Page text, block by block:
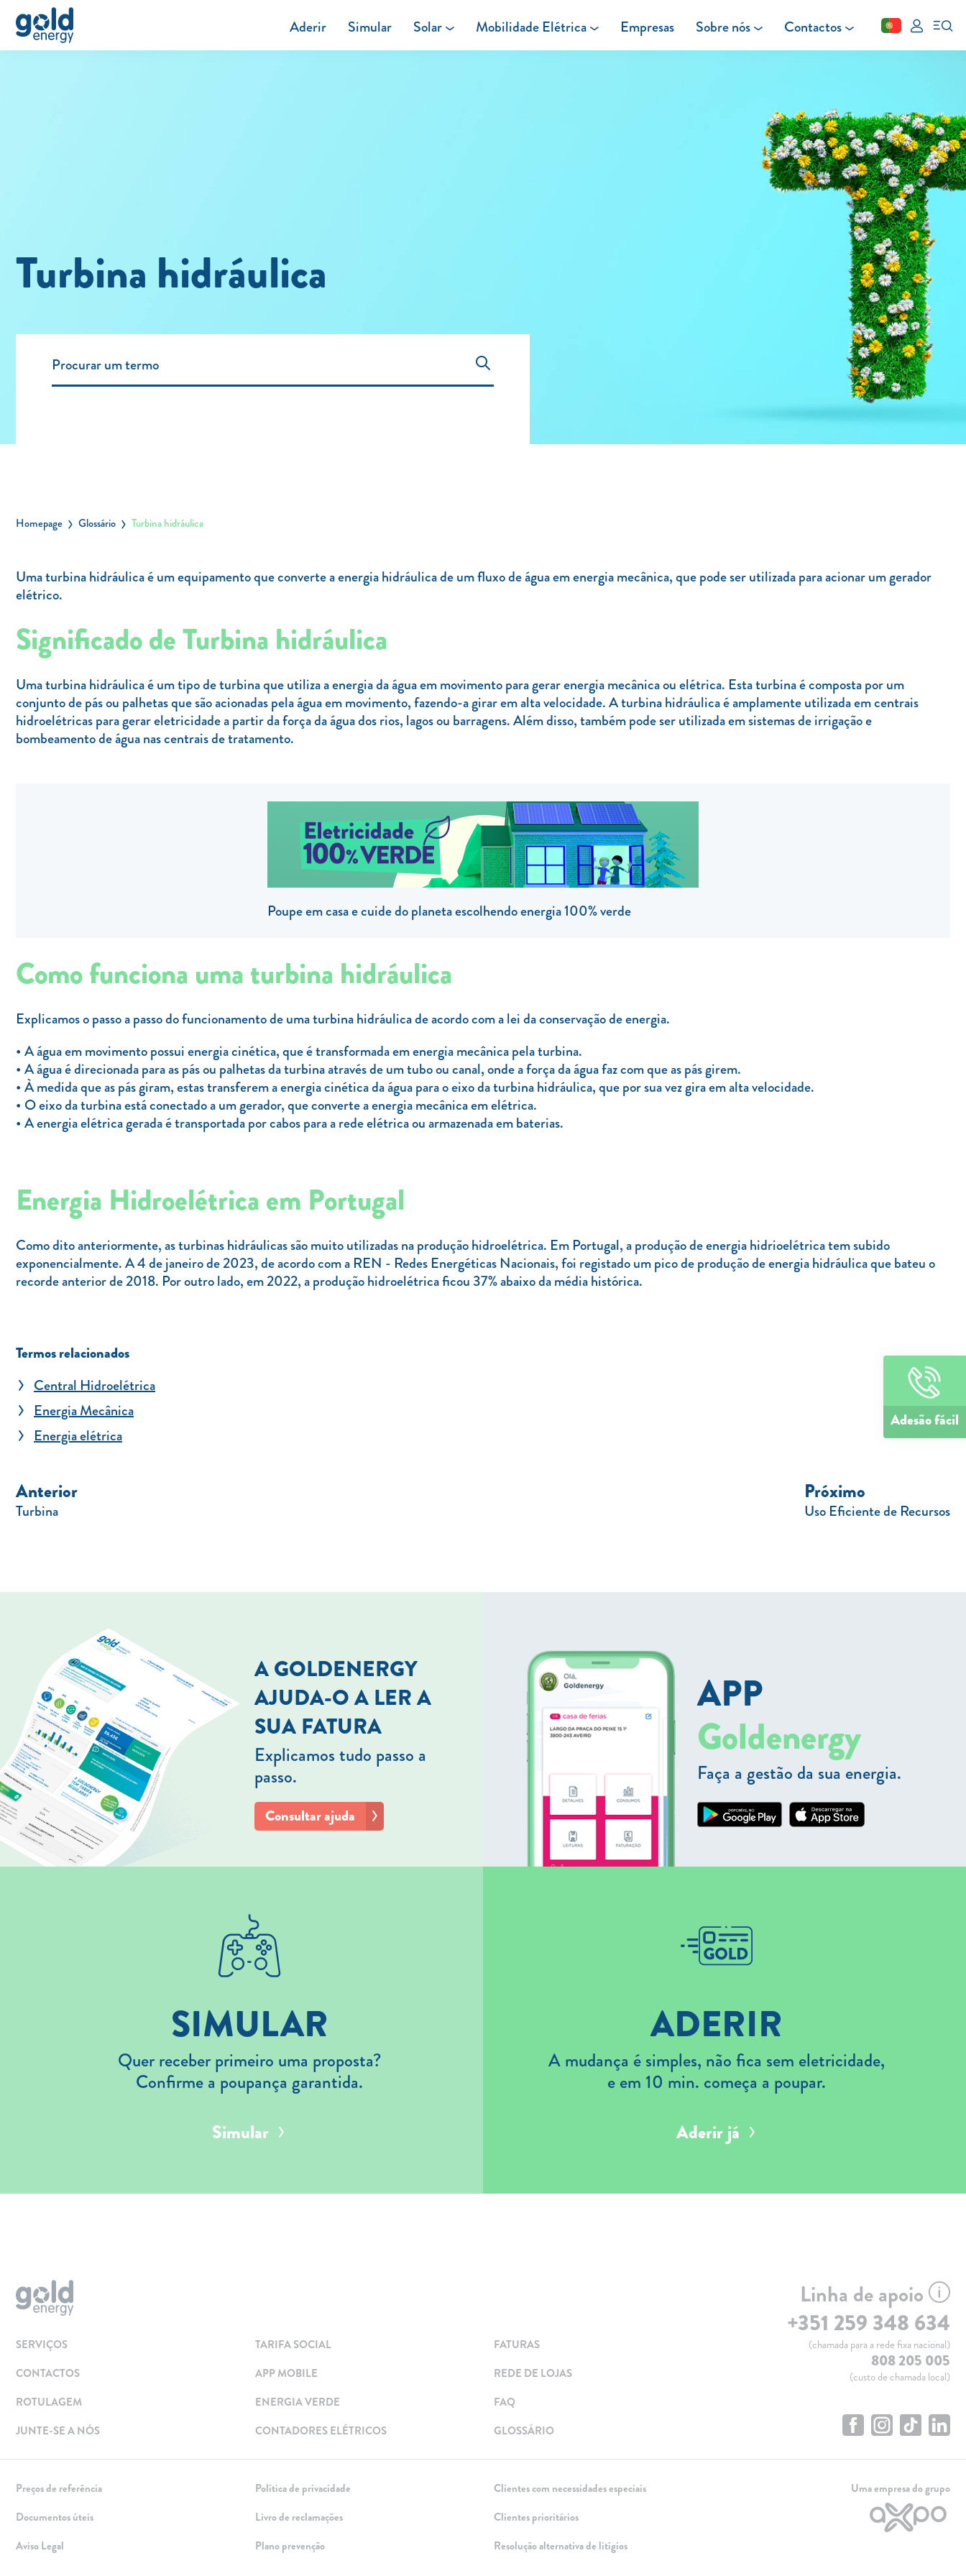
Aderir Simular Solar Mobilidade Elétrica Empresas Sobre nós Contactos
Simular
Solar
Painéis Solares
Excedentes de Produção
Energia verde
Mobilidade Elétrica
Carregar em Casa
Empresas
Rede de lojas
Leituras
Fechar
Turbina hidráulica
Homepage Glossário Turbina hidráulica
Uma turbina hidráulica é um equipamento que converte a energia hidráulica de um fluxo de água em energia mecânica, que pode ser utilizada para acionar um gerador
elétrico.
Significado de Turbina hidráulica
Uma turbina hidráulica é um tipo de turbina que utiliza a energia da água em movimento para gerar energia mecânica ou elétrica. Esta turbina é composta por um
conjunto de pás ou palhetas que são acionadas pela água em movimento, fazendo-a girar em alta velocidade. A turbina hidráulica é amplamente utilizada em centrais
hidroelétricas para gerar eletricidade a partir da força da água dos rios, lagos ou barragens. Além disso, também pode ser utilizada em sistemas de irrigação e
bombeamento de água nas centrais de tratamento.
Poupe em casa e cuide do planeta escolhendo energia 100% verde
Como funciona uma turbina hidráulica
Explicamos o passo a passo do funcionamento de uma turbina hidráulica de acordo com a lei da conservação de energia.
A água em movimento possui energia cinética, que é transformada em energia mecânica pela turbina.
A água é direcionada para as pás ou palhetas da turbina através de um tubo ou canal, onde a força da água faz com que as pás girem.
À medida que as pás giram, estas transferem a energia cinética da água para o eixo da turbina hidráulica, que por sua vez gira em alta velocidade.
O eixo da turbina está conectado a um gerador, que converte a energia mecânica em elétrica.
A energia elétrica gerada é transportada por cabos para a rede elétrica ou armazenada em baterias.
Energia Hidroelétrica em Portugal
Como dito anteriormente, as turbinas hidráulicas são muito utilizadas na produção hidroelétrica. Em Portugal, a produção de energia hidrioelétrica tem subido
exponencialmente. A 4 de janeiro de 2023, de acordo com a REN - Redes Energéticas Nacionais, foi registado um pico de produção de energia hidráulica que bateu o
recorde anterior de 2018. Por outro lado, em 2022, a produção hidroelétrica ficou 37% abaixo da média histórica.
Termos relacionados
Central Hidroelétrica
Energia Mecânica
Energia elétrica
Anterior
Turbina
Próximo
Uso Eficiente de Recursos
A GOLDENERGY
AJUDA-O A LER A
SUA FATURA
Explicamos tudo passo a
passo.
Consultar ajuda
APP
Goldenergy
Faça a gestão da sua energia.
SIMULAR
Quer receber primeiro uma proposta?
Confirme a poupança garantida.
Simular
ADERIR
A mudança é simples, não fica sem eletricidade,
e em 10 min. começa a poupar.
Aderir já
Adesão fácil
SERVIÇOS
CONTACTOS
ROTULAGEM
JUNTE-SE A NÓS
TARIFA SOCIAL
APP MOBILE
ENERGIA VERDE
CONTADORES ELÉTRICOS
FATURAS
REDE DE LOJAS
FAQ
GLOSSÁRIO
Linha de apoio
+351 259 348 634
(chamada para a rede fixa nacional)
808 205 005
(custo de chamada local)
Preços de referência
Documentos úteis
Aviso Legal
Política de privacidade
Livro de reclamações
Plano prevenção
Clientes com necessidades especiais
Clientes prioritários
Resolução alternativa de litígios
Uma empresa do grupo